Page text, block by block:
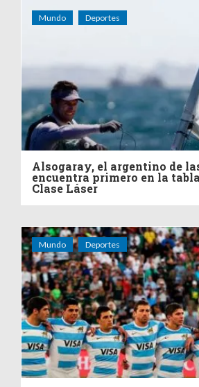
Mundo Deportes
Alsogaray, el argentino de
encuentra primero en la
Clase Láser
Mundo Deportes